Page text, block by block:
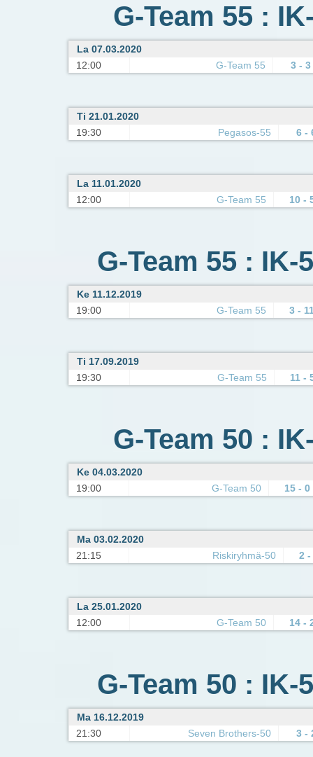
G-Team 55 :
La 07.03.2020
12:00
G-Team 55 3 - 3
Ti 21.01.2020
19:30
Pegasos-55 6 -
La 11.01.2020
12:00
G-Team 55 10 -
G-Team 55 :
Ke 11.12.2019
19:00
G-Team 55 3 -
Ti 17.09.2019
19:30
G-Team 55 11 -
G-Team 50 :
Ke 04.03.2020
19:00
G-Team 50 15 - 0
Ma 03.02.2020
21:15
Riskiryhmä-50 2 -
La 25.01.2020
12:00
G-Team 50 14 -
G-Team 50 :
Ma 16.12.2019
21:30
Seven Brothers-50 3 -